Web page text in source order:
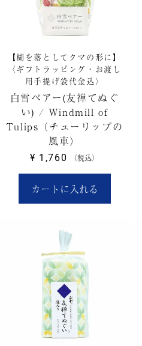
【糊を落としてクマの形に】
〈ギフトラッピング・お渡し
用手提げ袋代金込〉
白雪ベアー(友禅てぬぐ
い) / Windmill of
Tulips（チューリップの
風車）
¥ 1,760 税込
カートに入れる